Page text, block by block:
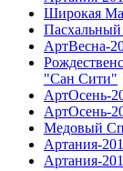
Широкая
Пасхальный
АртВесна-
"Сан Сити"
АртОсень-
АртОсень-
Медовый
Артания-
Артания-